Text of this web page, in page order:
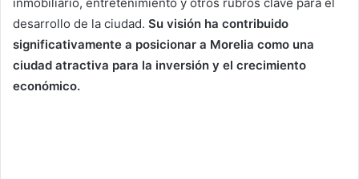
desarrollo de la ciudad. Su visión ha contribuido
significativamente a posicionar a Morelia como una
ciudad atractiva para la inversión y el crecimiento
económico.